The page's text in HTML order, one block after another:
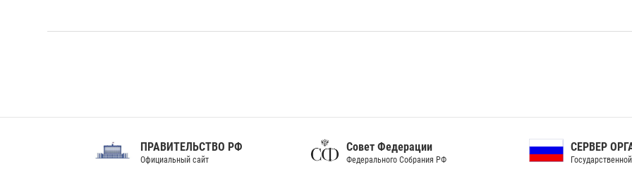
ПРАВИТЕЛЬСТВО РФ
Официальный сайт
Совет Федерации
Федерального Собрания РФ
СЕРВЕР ОРГАНОВ
Государственной власти РФ